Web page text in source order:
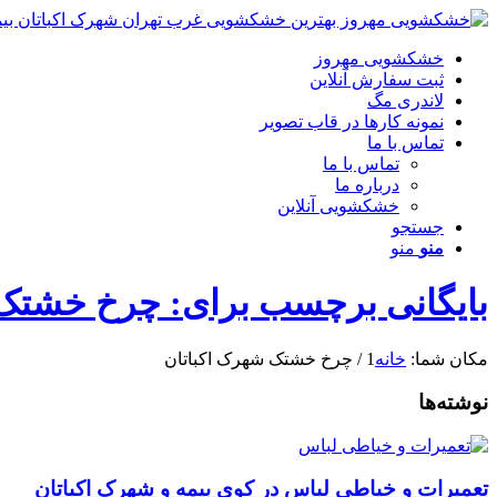
خشکشویی مهروز
ثبت سفارش آنلاین
لاندری مگ
نمونه کارها در قاب تصویر
تماس با ما
تماس با ما
درباره ما
خشکشویی آنلاین
جستجو
منو منو
بایگانی برچسب برای: چرخ
مکان شما: خانه 1
/ چرخ خشتک شهرک اکباتان
نوشته‌ها
تعمیرات و خیاطی لباس در کوی بیمه و شهرک اکباتان